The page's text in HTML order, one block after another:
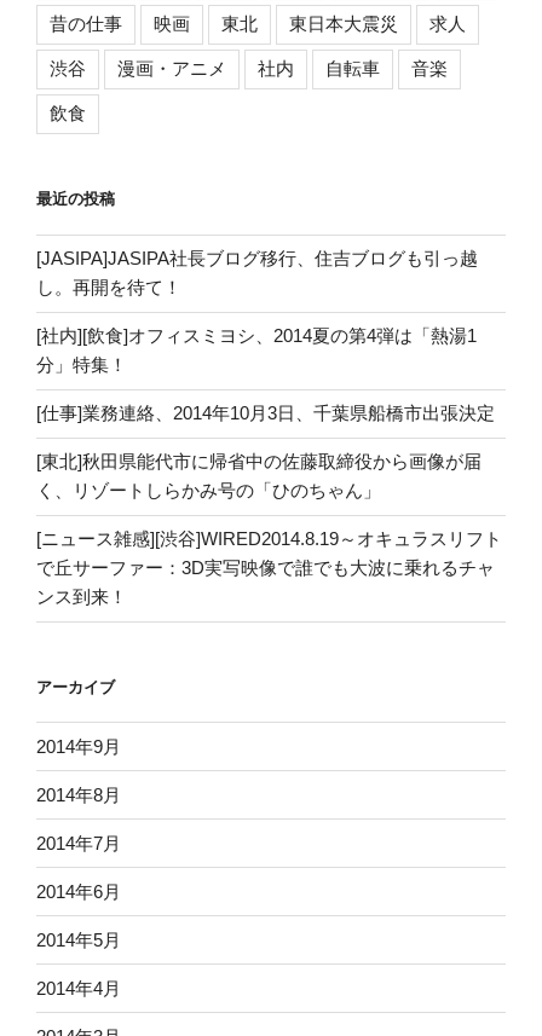
昔の仕事 映画 東北 東日本大震災 求人
渋谷 漫画・アニメ 社内 自転車 音楽
飲食
最近の投稿
[JASIPA]JASIPA社長ブログ移行、住吉ブログも引っ越
し。再開を待て！
[社内][飲食]オフィスミヨシ、2014夏の第4弾は「熱湯1
分」特集！
[仕事]業務連絡、2014年10月3日、千葉県船橋市出張決定
[東北]秋田県能代市に帰省中の佐藤取締役から画像が届
く、リゾートしらかみ号の「ひのちゃん」
[ニュース雑感][渋谷]WIRED2014.8.19～オキュラスリフト
で丘サーファー：3D実写映像で誰でも大波に乗れるチャ
ンス到来！
アーカイブ
2014年9月
2014年8月
2014年7月
2014年6月
2014年5月
2014年4月